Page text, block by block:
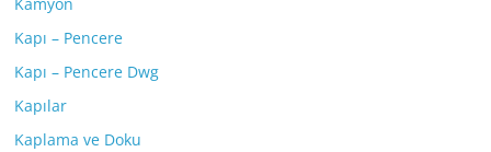
Kapı – Pencere
Kapı – Pencere Dwg
Kapılar
Kaplama ve Doku